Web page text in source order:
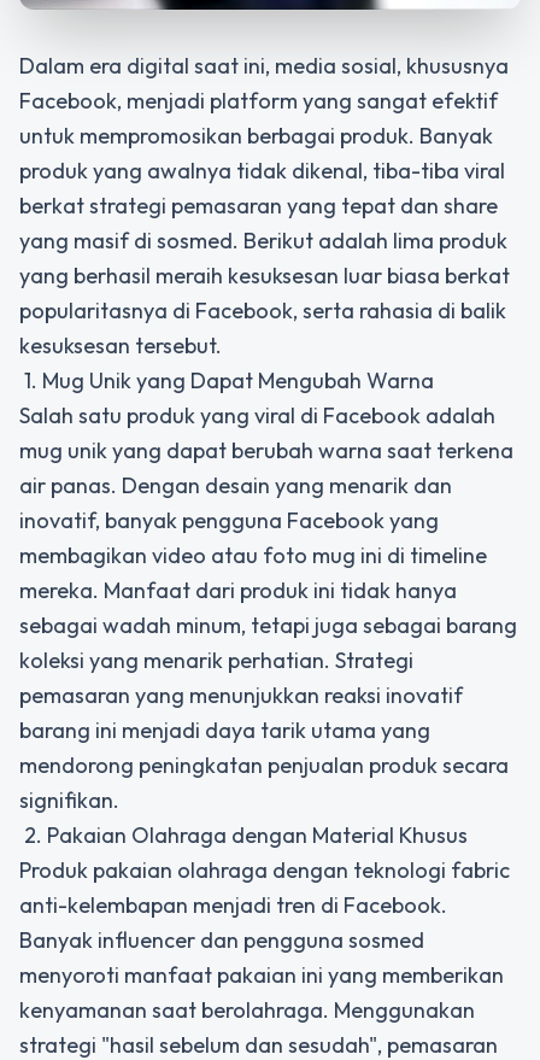
Dalam era digital saat ini, media sosial, khususnya
Facebook, menjadi platform yang sangat efektif
untuk mempromosikan berbagai produk. Banyak
produk yang awalnya tidak dikenal, tiba-tiba viral
berkat strategi pemasaran yang tepat dan share
yang masif di sosmed. Berikut adalah lima produk
yang berhasil meraih kesuksesan luar biasa berkat
popularitasnya di Facebook, serta rahasia di balik
kesuksesan tersebut.
1. Mug Unik yang Dapat Mengubah Warna
Salah satu produk yang viral di Facebook adalah
mug unik yang dapat berubah warna saat terkena
air panas. Dengan desain yang menarik dan
inovatif, banyak pengguna Facebook yang
membagikan video atau foto mug ini di timeline
mereka. Manfaat dari produk ini tidak hanya
sebagai wadah minum, tetapi juga sebagai barang
koleksi yang menarik perhatian. Strategi
pemasaran yang menunjukkan reaksi inovatif
barang ini menjadi daya tarik utama yang
mendorong peningkatan penjualan produk secara
signifikan.
2. Pakaian Olahraga dengan Material Khusus
Produk pakaian olahraga dengan teknologi fabric
anti-kelembapan menjadi tren di Facebook.
Banyak influencer dan pengguna sosmed
menyoroti manfaat pakaian ini yang memberikan
kenyamanan saat berolahraga. Menggunakan
strategi "hasil sebelum dan sesudah", pemasaran